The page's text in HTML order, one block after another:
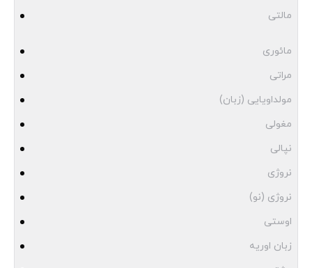
مالتی
مائوری
مراتی
مولداویایی (زبان)
مغولی
نپالی
نروژی
نروژی (نو)
اوستی
زبان اوریه